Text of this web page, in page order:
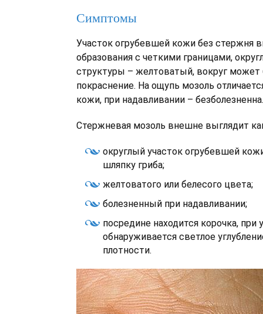
Симптомы
Участок огрубевшей кожи без стержня
образования с четкими границами,
структуры – желтоватый, вокруг
покраснение. На ощупь мозоль
кожи, при надавливании – безболезненна.
Стержневая мозоль внешне выглядит
округлый участок огрубевшей
шляпку гриба;
желтоватого или белесого цвета;
болезненный при надавливании;
посредине находится корочка, при
обнаруживается светлое
плотности.